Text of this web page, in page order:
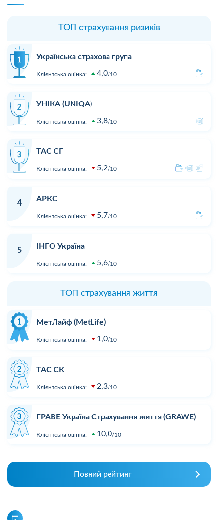
ТОП страхування ризиків
Українська страхова група
Клієнтська оцінка: 4,0 10
УНІКА (UNIQA)
Клієнтська оцінка: 3,8 10
ТАС СГ
Клієнтська оцінка: 5,2 10
4
АРКС
Клієнтська оцінка: 5,7 10
5
ІНГО Україна
Клієнтська оцінка: 5,6 10
ТОП страхування життя
МетЛайф (MetLife)
Клієнтська оцінка: 1,0 10
ТАС СК
Клієнтська оцінка: 2,3 10
ГРАВЕ Україна Страхування життя (GRAWE)
Клієнтська оцінка: 10,0 10
Повний рейтинг